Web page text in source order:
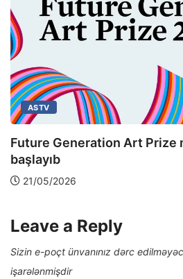
ASTV
Future Generation Art Prize
başlayıb
21/05/2026
Leave a Reply
Sizin e-poçt ünvanınız dərc
işarələnmişdir